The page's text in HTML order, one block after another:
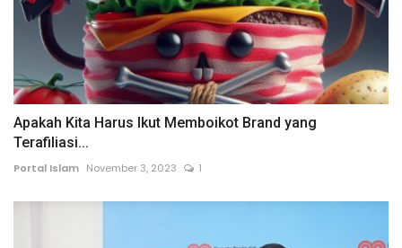
Apakah Kita Harus Ikut Memboikot Brand yang
Terafiliasi...
Portal Islam November 3, 2023 1